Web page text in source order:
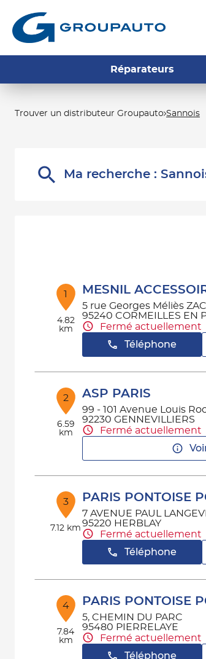
Réparateurs
Trouver un distributeur Groupauto Sannois
Ma recherche :
1
4.82
km
MESNIL
5 rue Georges Méliès
95240 CORMEILLES EN
Fermé actuellement
Téléphone
2
6.59
km
ASP PARIS
99 - 101 Avenue Louis
92230 GENNEVILLIERS
Fermé actuellement
3
7.12 km
PARIS PONTOISE
7 AVENUE PAUL
95220 HERBLAY
Fermé actuellement
Téléphone
4
7.84
km
PARIS PONTOISE
5, CHEMIN DU PARC
95480 PIERRELAYE
Fermé actuellement
Téléphone